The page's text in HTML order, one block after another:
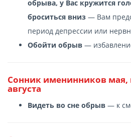
обрыва, у Вас кружится
броситься вниз — Вам
период депрессии или
Обойти обрыв —
Сонник именинников
августа
Видеть во сне обрыв — к